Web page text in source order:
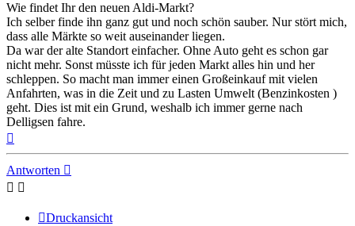
Wie findet Ihr den neuen Aldi-Markt?
Ich selber finde ihn ganz gut und noch schön sauber. Nur stört mich,
dass alle Märkte so weit auseinander liegen.
Da war der alte Standort einfacher. Ohne Auto geht es schon gar
nicht mehr. Sonst müsste ich für jeden Markt alles hin und her
schleppen. So macht man immer einen Großeinkauf mit vielen
Anfahrten, was in die Zeit und zu Lasten Umwelt (Benzinkosten )
geht. Dies ist mit ein Grund, weshalb ich immer gerne nach
Delligsen fahre.
Antworten
Druckansicht